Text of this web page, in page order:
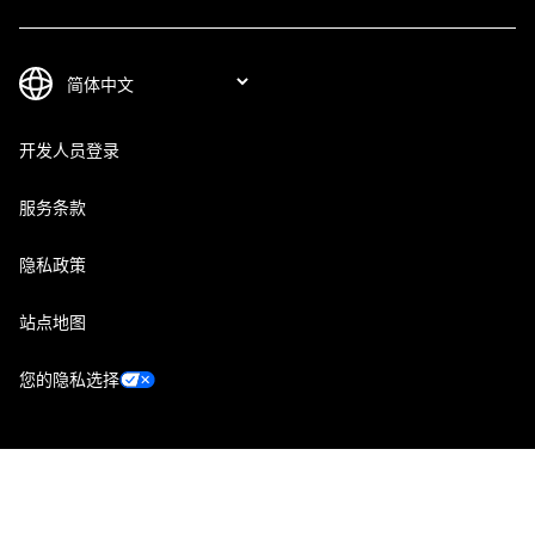
开发人员登录
服务条款
隐私政策
站点地图
您的隐私选择